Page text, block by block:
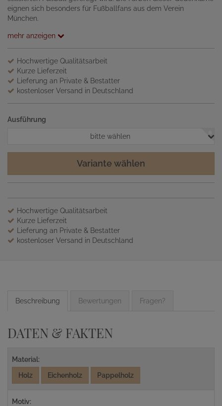
eignen sich besonders für Fußballfans aus dem Verein
München.
mehr anzeigen
Hochwertige Qualitätsarbeit
Kurze Lieferzeit
Lieferung an Private & Bestatter
kostenloser Versand in Deutschland
Ausführung
bitte wählen
Variante wählen
Hochwertige Qualitätsarbeit
Kurze Lieferzeit
Lieferung an Private & Bestatter
kostenloser Versand in Deutschland
Beschreibung Bewertungen Fragen?
DATEN & FAKTEN
Material:
Holz
Eichenholz Pappelholz
Motiv: